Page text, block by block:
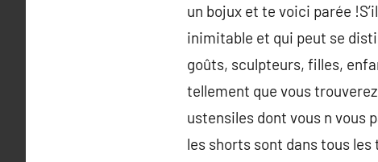
un bojux et te voici parée
inimitable et qui peut se
goûts, sculpteurs, filles,
tellement que vous
ustensiles dont vous n vous
les shorts sont dans tous